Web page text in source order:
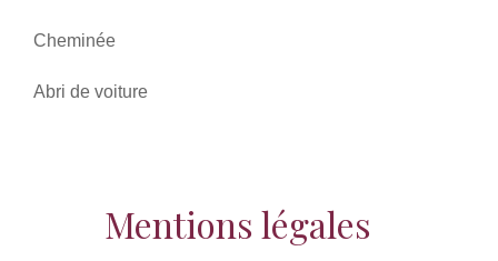
Cheminée
Abri de voiture
Mentions légales